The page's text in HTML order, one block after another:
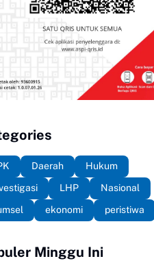
Daerah
Hukum
LHP
Nasional
ekonomi peristiwa
Minggu Ini